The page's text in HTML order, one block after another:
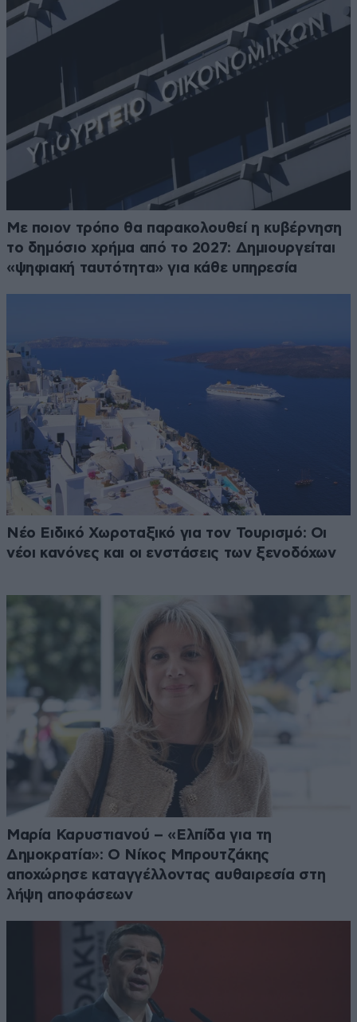
Με ποιον τρόπο θα παρακολουθεί η κυβέρνηση
το δημόσιο χρήμα από το 2027: Δημιουργείται
«ψηφιακή ταυτότητα» για κάθε υπηρεσία
Νέο Ειδικό Χωροταξικό για τον Τουρισμό: Οι
νέοι κανόνες και οι ενστάσεις των ξενοδόχων
Μαρία Καρυστιανού – «Ελπίδα για τη
Δημοκρατία»: Ο Νίκος Μπρουτζάκης
αποχώρησε καταγγέλλοντας αυθαιρεσία στη
λήψη αποφάσεων